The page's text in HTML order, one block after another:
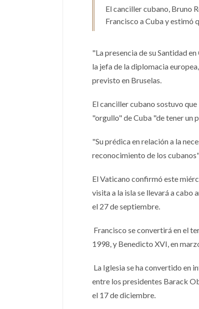
El canciller cubano, Bruno
Francisco a Cuba y estimó
"La presencia de su Santidad
la jefa de la diplomacia
previsto en Bruselas.
El canciller cubano sostuvo
"orgullo" de Cuba "de tener un
"Su prédica en relación a la
reconocimiento de los
El Vaticano confirmó este
visita a la isla se llevará a cabo
el 27 de septiembre.
Francisco se convertirá en el
1998, y Benedicto XVI, en
La Iglesia se ha convertido en
entre los presidentes Barack
el 17 de diciembre.